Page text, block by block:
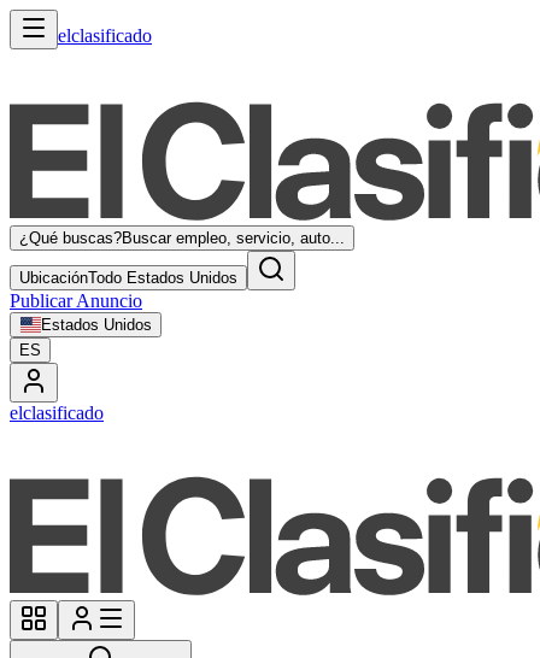
elclasificado
¿Qué buscas?Buscar empleo, servicio, auto...
UbicaciónTodo Estados Unidos
Publicar Anuncio
Estados Unidos
ES
elclasificado